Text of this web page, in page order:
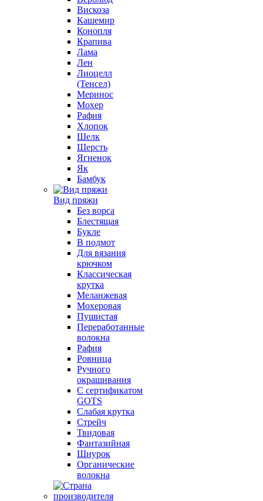
Вискоза
Кашемир
Конопля
Крапива
Лама
Лен
Лиоцелл
(Тенсел)
Меринос
Мохер
Рафия
Хлопок
Шелк
Шерсть
Ягненок
Як
Бамбук
Вид пряжи
Без ворса
Блестящая
Букле
В подмот
Для вязания
крючком
Классическая
крутка
Меланжевая
Мохеровая
Пушистая
Переработанные
волокна
Рафия
Ровница
Ручного
окрашивания
С сертификатом
GOTS
Слабая крутка
Стрейч
Твидовая
Фантазийная
Шнурок
Органические
волокна